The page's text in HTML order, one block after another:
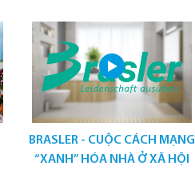
BRASLER - CUỘC CÁCH MẠNG
“XANH” HÓA NHÀ Ở XÃ HỘI